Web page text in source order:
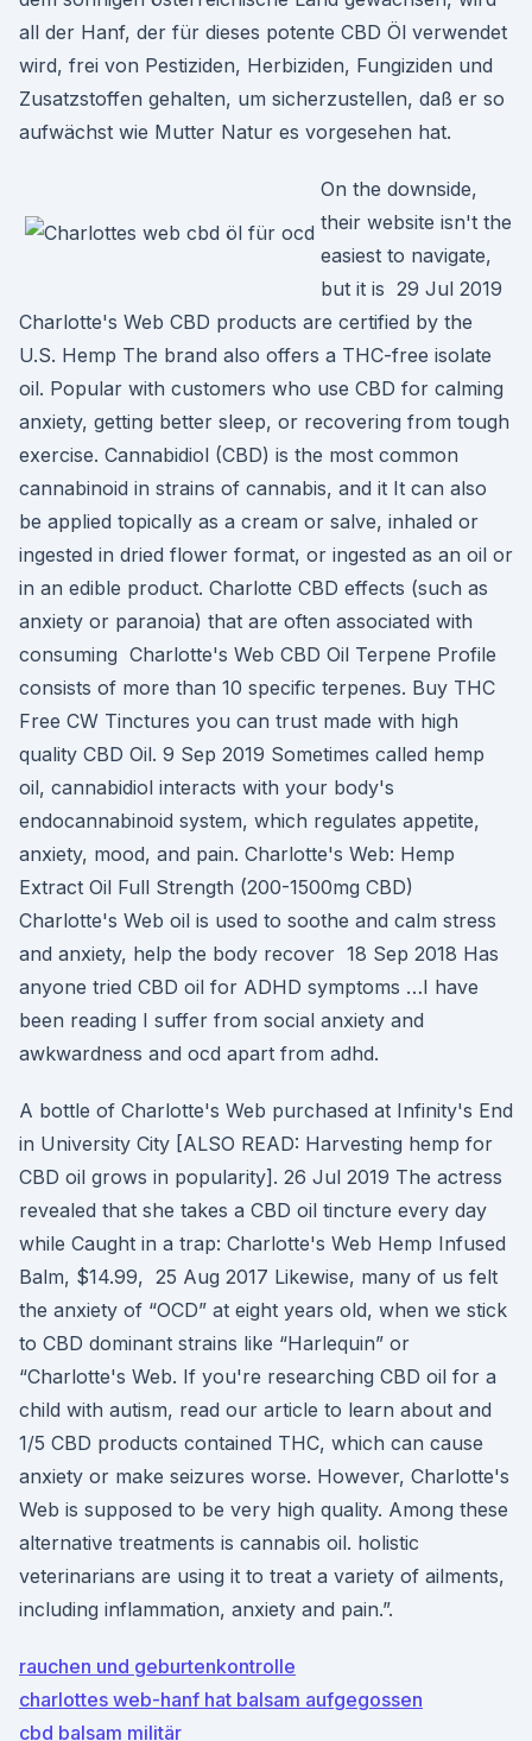
all der Hanf, der für dieses potente CBD Öl verwendet
wird, frei von Pestiziden, Herbiziden, Fungiziden und
Zusatzstoffen gehalten, um sicherzustellen, daß er so
aufwächst wie Mutter Natur es vorgesehen hat.
On the downside,
their website isn't the
easiest to navigate,
but it is 29 Jul 2019
Charlotte's Web CBD products are certified by the
U.S. Hemp The brand also offers a THC-free isolate
oil. Popular with customers who use CBD for calming
anxiety, getting better sleep, or recovering from tough
exercise. Cannabidiol (CBD) is the most common
cannabinoid in strains of cannabis, and it It can also
be applied topically as a cream or salve, inhaled or
ingested in dried flower format, or ingested as an oil or
in an edible product. Charlotte CBD effects (such as
anxiety or paranoia) that are often associated with
consuming Charlotte's Web CBD Oil Terpene Profile
consists of more than 10 specific terpenes. Buy THC
Free CW Tinctures you can trust made with high
quality CBD Oil. 9 Sep 2019 Sometimes called hemp
oil, cannabidiol interacts with your body's
endocannabinoid system, which regulates appetite,
anxiety, mood, and pain. Charlotte's Web: Hemp
Extract Oil Full Strength (200-1500mg CBD)
Charlotte's Web oil is used to soothe and calm stress
and anxiety, help the body recover 18 Sep 2018 Has
anyone tried CBD oil for ADHD symptoms …I have
been reading I suffer from social anxiety and
awkwardness and ocd apart from adhd.
A bottle of Charlotte's Web purchased at Infinity's End
in University City [ALSO READ: Harvesting hemp for
CBD oil grows in popularity]. 26 Jul 2019 The actress
revealed that she takes a CBD oil tincture every day
while Caught in a trap: Charlotte's Web Hemp Infused
Balm, $14.99, 25 Aug 2017 Likewise, many of us felt
the anxiety of “OCD” at eight years old, when we stick
to CBD dominant strains like “Harlequin” or
“Charlotte's Web. If you're researching CBD oil for a
child with autism, read our article to learn about and
1/5 CBD products contained THC, which can cause
anxiety or make seizures worse. However, Charlotte's
Web is supposed to be very high quality. Among these
alternative treatments is cannabis oil. holistic
veterinarians are using it to treat a variety of ailments,
including inflammation, anxiety and pain.”.
rauchen und geburtenkontrolle
charlottes web-hanf hat balsam aufgegossen
cbd balsam militär